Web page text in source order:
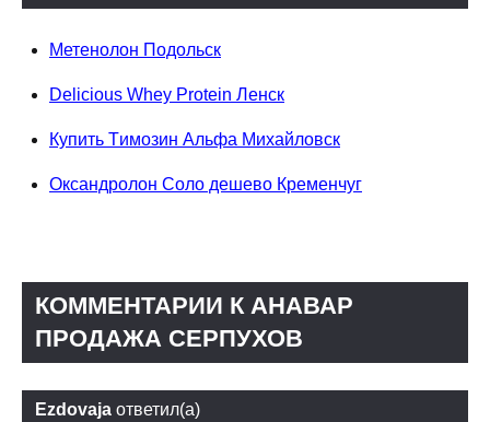
Метенолон Подольск
Delicious Whey Protein Ленск
Купить Tимозин Альфа Михайловск
Оксандролон Соло дешево Кременчуг
КОММЕНТАРИИ К АНАВАР
ПРОДАЖА СЕРПУХОВ
Ezdovaja ответил(а)